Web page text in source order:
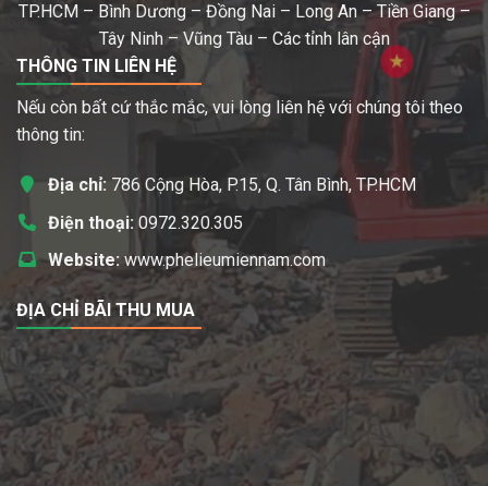
TP.HCM – Bình Dương – Đồng Nai – Long An – Tiền Giang –
Tây Ninh – Vũng Tàu – Các tỉnh lân cận
THÔNG TIN LIÊN HỆ
Nếu còn bất cứ thắc mắc, vui lòng liên hệ với chúng tôi theo
thông tin:
Địa chỉ: 786 Cộng Hòa, P.15, Q. Tân Bình, TP.HCM
Điện thoại: 0972.320.305
Website: www.phelieumiennam.com
ĐỊA CHỈ BÃI THU MUA